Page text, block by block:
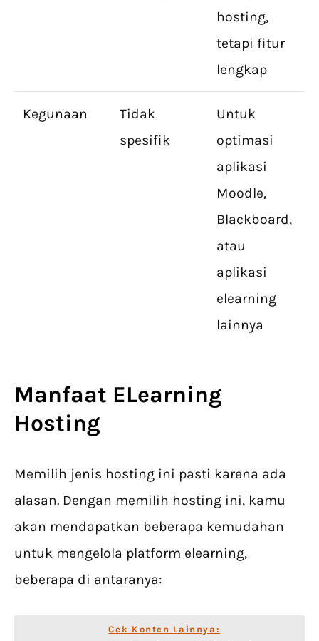
hosting,
tetapi fitur
lengkap
Kegunaan
Tidak
spesifik
Untuk
optimasi
aplikasi
Moodle,
Blackboard,
atau
aplikasi
elearning
lainnya
Manfaat ELearning
Hosting
Memilih jenis hosting ini pasti karena ada
alasan. Dengan memilih hosting ini, kamu
akan mendapatkan beberapa kemudahan
untuk mengelola platform elearning,
beberapa di antaranya:
Cek Konten Lainnya: